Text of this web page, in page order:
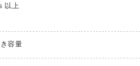
以上
容量